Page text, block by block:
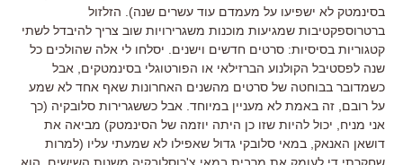
בסינמטק לא ישפיעו על מעמדם עוד עשרים שנה). הזלזול
ברטרוספקטיבות שמגיעות מוכנות משגרירויות שוב צריך להיבדל לשתי
קטגוריות בסיסיות: סרטים חדשים וישנים. יסלחו לי אלה שהולכים כל
שנה לפסטיבל הקולנוע הברזילאי או הפורטוגלי בסינמטקים, אבל
כשמדובר בבוחטה של סרטים מהשנים האחרונות שאף אחד לא שמע
על רובם, זה באמת לא מעניין במיוחד. אבל כששגרירות סלובקיה (כך
אני מניח, יכול להיות שזו כן היתה יוזמה של הסינמטק) מביאה את
דושאן האנאק, במאי סלובקי גדול שאפילו לא שמעתי עליו (למרות